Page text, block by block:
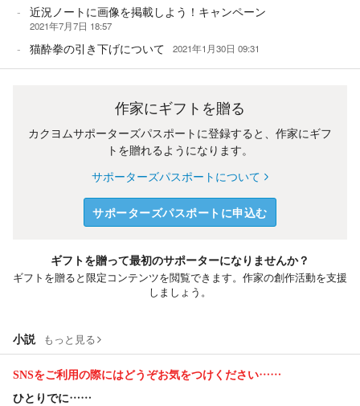
近況ノートに画像を掲載しよう！キャンペーン
2021年7月7日 18:57
猫酔拳の引き下げについて 2021年1月30日 09:31
作家にギフトを贈る
カクヨムサポーターズパスポートに登録すると、作家にギフ
トを贈れるようになります。
サポーターズパスポートについて
サポーターズパスポートに申込む
ギフトを贈って最初のサポーターになりませんか？
ギフトを贈ると限定コンテンツを閲覧できます。作家の創作活動を支援
しましょう。
小説 もっと見る
SNSをご利用の際にはどうぞお気をつけください……
ひとりでに……